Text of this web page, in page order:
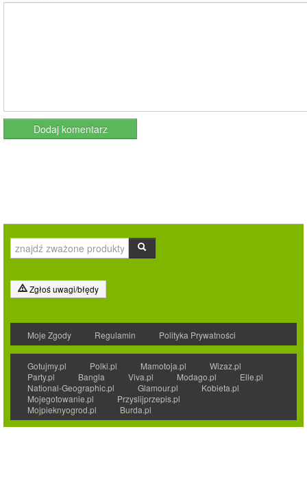
Zgłoś uwagi/błędy
Moje Zgody Regulamin Polityka Prywatności
Gotujmy.pl Polki.pl Mamotoja.pl
Wizaz.pl
Party.pl
Bangla Viva.pl Modago.pl
Elle.pl
National-Geographic.pl
Glamour.pl
Kobieta.pl
Mojegotowanie.pl
Przyslijprzepis.pl
Mojpieknyogrod.pl
Burda.pl